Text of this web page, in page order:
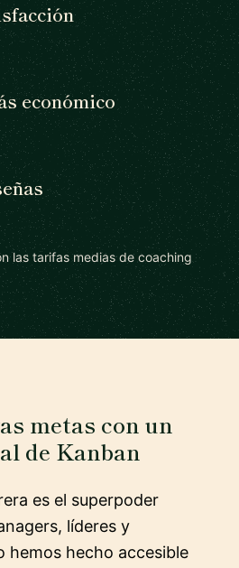
económico
las tarifas medias de coaching
metas con un
de Kanban
es el superpoder
líderes y
hemos hecho accesible